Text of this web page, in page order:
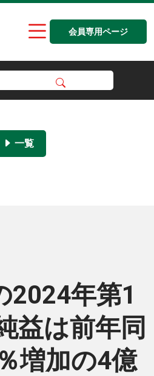
会員専用ページ
一覧
2024年第1
益は前年同
増加の4億